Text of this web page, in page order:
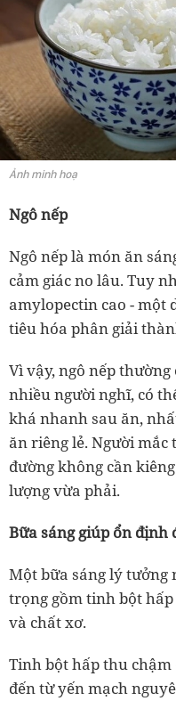
Ảnh minh hoạ
Ngô nếp
Ngô nếp là món ăn
cảm giác no lâu. Tuy
amylopectin cao - một
tiêu hóa phân giải
Vì vậy, ngô nếp
nhiều người nghĩ, có
khá nhanh sau ăn,
ăn riêng lẻ. Người
đường không cần
lượng vừa phải.
Bữa sáng giúp ổn định
Một bữa sáng lý tưởng
trọng gồm tinh bột
và chất xơ.
Tinh bột hấp thu chậm
đến từ yến mạch